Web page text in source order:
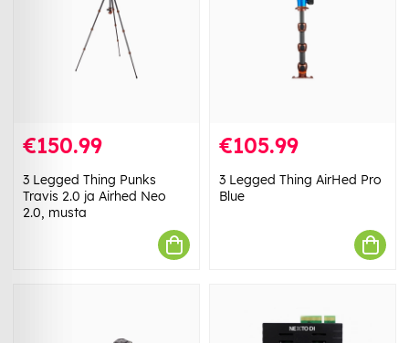
€150.99
3 Legged Thing Punks
Travis 2.0 ja Airhed Neo
2.0, musta
€105.99
3 Legged Thing AirHed Pro
Blue